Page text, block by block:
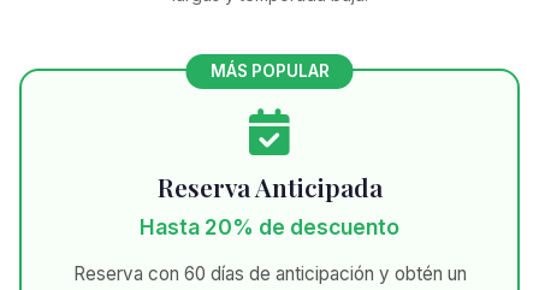
MÁS POPULAR
Reserva Anticipada
Hasta 20% de descuento
Reserva con 60 días de anticipación y obtén un